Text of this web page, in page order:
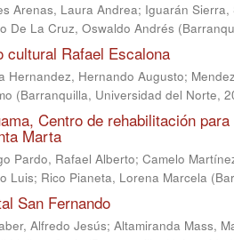
Arenas, Laura Andrea; Iguarán Sierra,
De La Cruz, Oswaldo Andrés (
cultural Rafael Escalona
Hernandez, Hernando Augusto;
(Barranquilla, Universidad del Norte,
Centro de rehabilitación
Marta
Pardo, Rafael Alberto; Camelo
Luis; Rico Pianeta, Lorena Marcela (
San Fernando
Alfredo Jesús; Altamiranda Mass,